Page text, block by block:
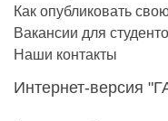
Как опубликовать
Вакансии для
Наши контакты
Интернет-версия